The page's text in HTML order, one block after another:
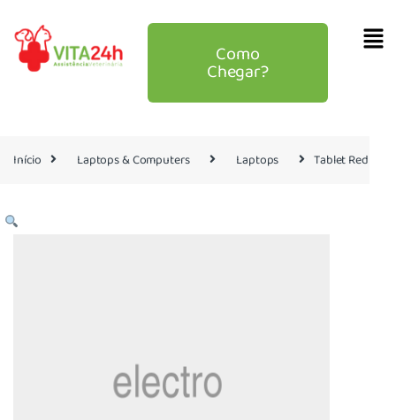
Como
Chegar?
Início Laptops & Computers Laptops Tablet Red